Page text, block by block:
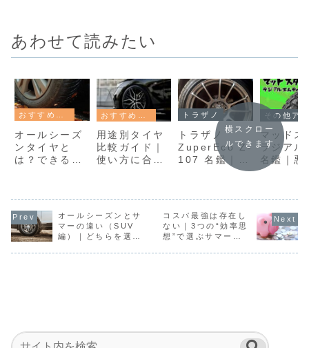
あわせて読みたい
オールシーズ
ンタイヤと
は？できるこ
ない地域目線
で整理
用途別タイヤ
比較ガイド｜
使い方に合っ
を解説
トラザノ
トラザノ
ZuperEco Z-
107 名鑑｜燃
費と日常性能
コ系サマータ
マッドス
ラジア
名鑑｜悪
破性を重
ーンタイ
横スクロー
ルできます
オールシーズンとサ
マーの違い（SUV
編）｜どちらを選ぶ
コスパ最強は存在し
ない｜3つの“効率思
想”で選ぶサマータ